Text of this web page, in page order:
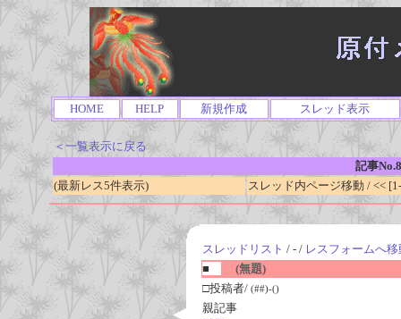
HOME HELP 新規作成 スレッド表示
＜一覧表示に戻る
記事
(最新レス5件表示)
スレッド内ページ移動 / <<
スレッドリスト / - / レスフォームへ移
■
(無題)
□投稿者/ (##)-()
親記事